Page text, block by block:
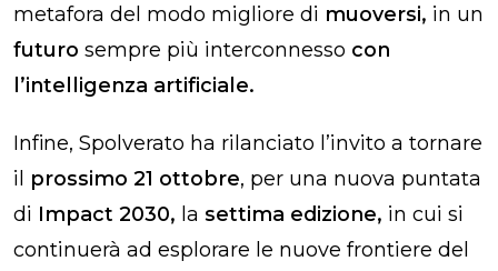
metafora del modo migliore di muoversi, in un
futuro sempre più interconnesso con
l’intelligenza artificiale.
Infine, Spolverato ha rilanciato l’invito a tornare
il prossimo 21 ottobre, per una nuova puntata
di Impact 2030, la settima edizione, in cui si
continuerà ad esplorare le nuove frontiere del